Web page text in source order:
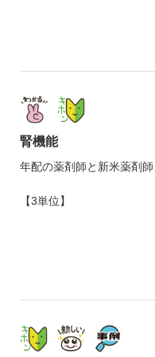
腎機能
年配の薬剤師と新米薬剤
【3単位】